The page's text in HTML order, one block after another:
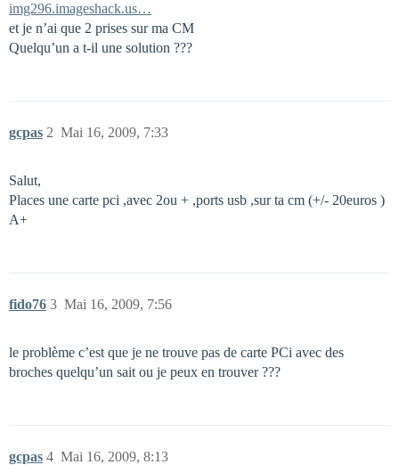
img296.imageshack.us…
et je n’ai que 2 prises sur ma CM
Quelqu’un a t-il une solution ???
gcpas Mai 16, 2009, 7:33
2
Salut,
Places une carte pci ,avec 2ou + ,ports usb ,sur ta cm (+/- 20euros )
A+
fido76 Mai 16, 2009, 7:56
3
le problème c’est que je ne trouve pas de carte PCi avec des
broches quelqu’un sait ou je peux en trouver ???
gcpas Mai 16, 2009, 8:13
4